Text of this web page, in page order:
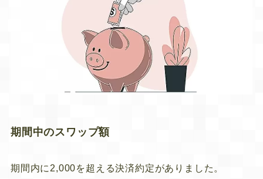
期間中のスワップ額
期間内に2,000を超える決済約定がありました。